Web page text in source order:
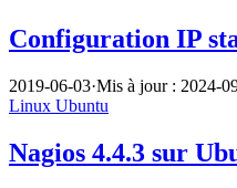
Configuration IP
2019-06-03·Mis à jour : 2024-
Linux Ubuntu
Nagios 4.4.3 sur